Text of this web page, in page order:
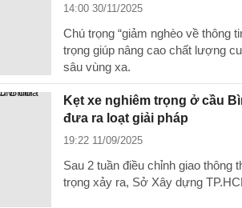
14:00 30/11/2025
Chú trọng “giảm nghèo về thông
trọng giúp nâng cao chất lượng
sâu vùng xa.
Kẹt xe nghiêm trọng ở cầu
đưa ra loạt giải pháp
19:22 11/09/2025
Sau 2 tuần điều chỉnh giao thông
trọng xảy ra, Sở Xây dựng